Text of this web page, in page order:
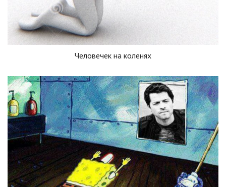
Человечек на коленях